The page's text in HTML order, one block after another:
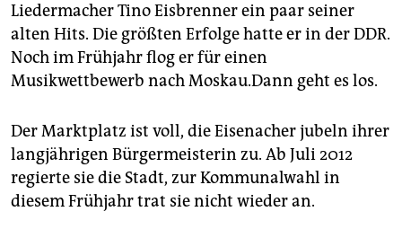
Liedermacher Tino Eisbrenner ein paar seiner
alten Hits. Die größten Erfolge hatte er in der DDR.
Noch im Frühjahr flog er für einen
Musikwettbewerb nach Moskau.Dann geht es los.
Der Marktplatz ist voll, die Eisenacher jubeln ihrer
langjährigen Bürgermeisterin zu. Ab Juli 2012
regierte sie die Stadt, zur Kommunalwahl in
diesem Frühjahr trat sie nicht wieder an.